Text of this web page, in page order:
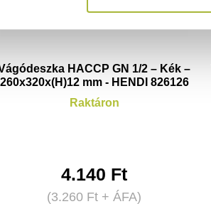
HACCP GN 1/2 – Kék –
260x320x(H)12 mm - HENDI 826126
Raktáron
4.140 Ft
(3.260 Ft + ÁFA)